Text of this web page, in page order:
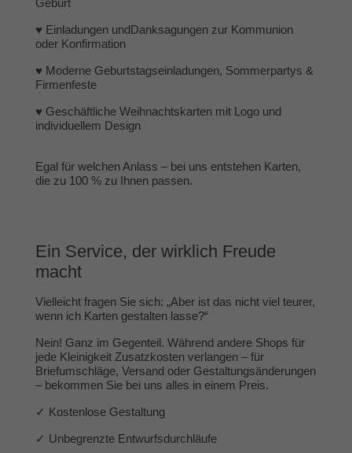
Geburt
♥ Einladungen undDanksagungen zur Kommunion
oder Konfirmation
♥ Moderne Geburtstagseinladungen, Sommerpartys &
Firmenfeste
♥ Geschäftliche Weihnachtskarten mit Logo und
individuellem Design
Egal für welchen Anlass – bei uns entstehen Karten,
die zu 100 % zu Ihnen passen.
Ein Service, der wirklich Freude
macht
Vielleicht fragen Sie sich: „Aber ist das nicht viel teurer,
wenn ich Karten gestalten lasse?“
Nein! Ganz im Gegenteil. Während andere Shops für
jede Kleinigkeit Zusatzkosten verlangen – für
Briefumschläge, Versand oder Gestaltungsänderungen
– bekommen Sie bei uns alles in einem Preis.
✓ Kostenlose Gestaltung
✓ Unbegrenzte Entwurfsdurchläufe